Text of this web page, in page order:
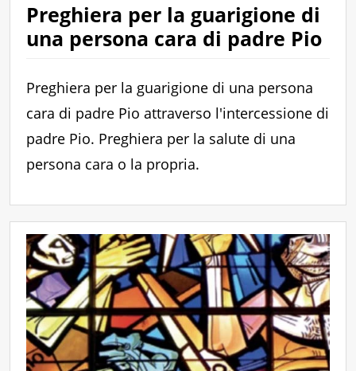
Preghiera per la guarigione di
una persona cara di padre Pio
Preghiera per la guarigione di una persona
cara di padre Pio attraverso l'intercessione di
padre Pio. Preghiera per la salute di una
persona cara o la propria.